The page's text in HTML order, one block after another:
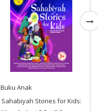
Buku Anak
Sahabiyah Stories for Kids: